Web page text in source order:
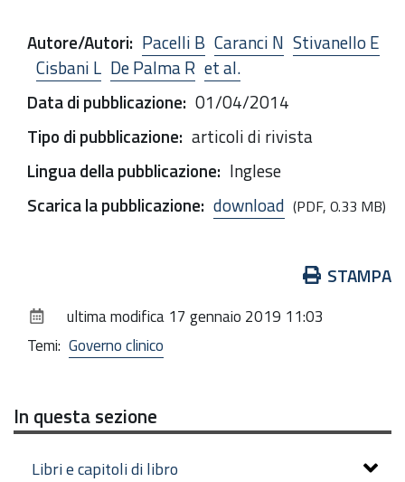
Autore/Autori: Pacelli B Caranci N Stivanello E
Cisbani L De Palma R et al.
Data di pubblicazione: 01/04/2014
Tipo di pubblicazione: articoli di rivista
Lingua della pubblicazione: Inglese
Scarica la pubblicazione: download (PDF, 0.33 MB)
documento
STAMPA
ultima modifica 17 gennaio 2019 11:03
Temi: Governo clinico
In questa sezione
Libri e capitoli di libro